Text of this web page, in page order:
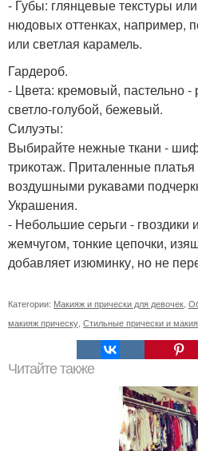
- Губы: глянцевые текстуры
нюдовых оттенках, например,
или светлая карамель.
Гардероб.
- Цвета: кремовый, пастельно
светло-голубой, бежевый.
Силуэты:
Выбирайте нежные ткани -
трикотаж. Приталенные платья
воздушными рукавами
Украшения.
- Небольшие серьги - гвоздики
жемчугом, тонкие цепочки,
добавляет изюминку, но не
Категории: Макияж и прически для девочек
макияж прическу Стильные прически и
Читайте также